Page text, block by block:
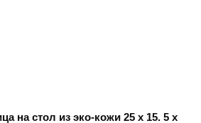
на стол из эко-кожи 25 х 15. 5 х